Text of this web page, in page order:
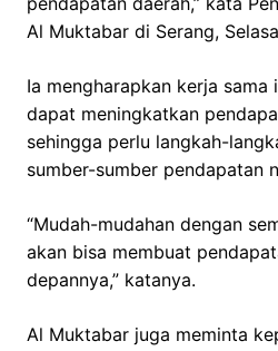
Al Muktabar di Serang,
Ia mengharapkan kerja sama
dapat meningkatkan
sehingga perlu langkah-
sumber-sumber pendapatan
“Mudah-mudahan dengan
akan bisa membuat
depannya,” katanya.
Al Muktabar juga meminta